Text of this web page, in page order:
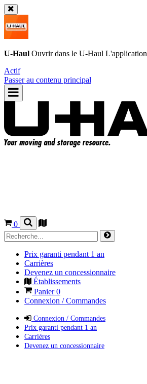
U-Haul Ouvrir dans le U-Haul L'application
Actif
Passer au contenu principal
0
Prix garanti pendant 1 an
Carrières
Devenez un concessionnaire
Établissements
Panier0
Connexion / Commandes
Connexion / Commandes
Prix garanti pendant 1 an
Carrières
Devenez un concessionnaire